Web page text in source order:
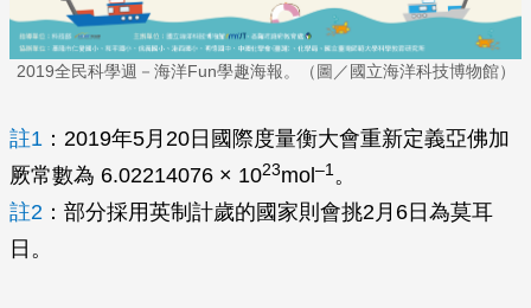
2019全民科學週－海洋Fun學趣海報。（圖／國立海洋科技博物館）
註1 ：2019年5月20日國際度量衡大會重新定義亞佛加
厥常數為 6.02214076 × 1023mol –1 。
註2 ：部分採用英制計歲的國家則會挑2月6日為莫耳
日。